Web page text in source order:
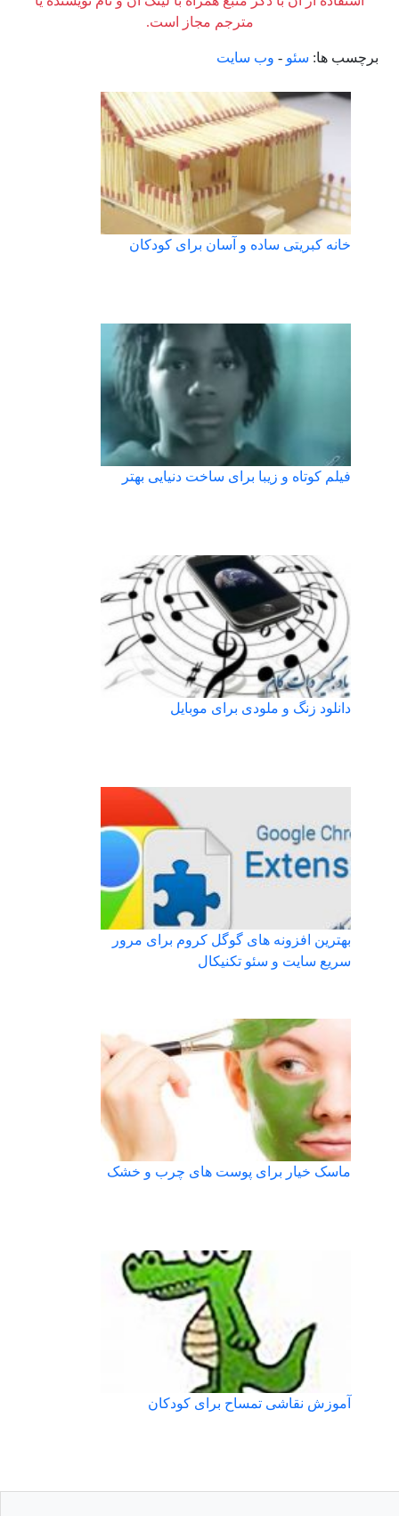
مترجم مجاز است.
برچسب ها: سئو - وب سایت
خانه کبریتی ساده و آسان برای کودکان
فیلم کوتاه و زیبا برای ساخت دنیایی بهتر
دانلود زنگ و ملودی برای موبایل
بهترین افزونه های گوگل کروم برای مرور
سریع سایت و سئو تکنیکال
ماسک خیار برای پوست های چرب و خشک
آموزش نقاشی تمساح برای کودکان